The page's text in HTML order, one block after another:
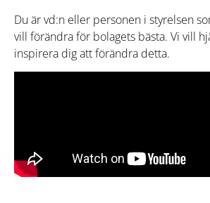
Du är vd:n eller personen i styrelsen
vill förändra för bolagets bästa. Vi vill
inspirera dig att förändra detta.